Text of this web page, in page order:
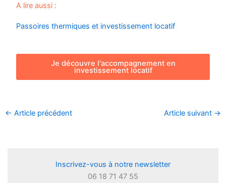
A lire aussi :
Passoires thermiques et investissement locatif
Je découvre l'accompagnement en
investissement locatif
← Article précédent Article suivant →
Inscrivez-vous à notre newsletter
06 18 71 47 55